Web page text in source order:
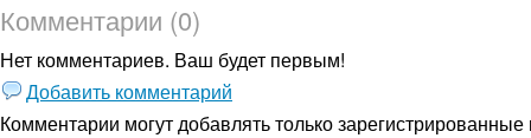
Комментарии (0)
Нет комментариев. Ваш будет первым!
Добавить комментарий
Комментарии могут добавлять толькозарегистрированные